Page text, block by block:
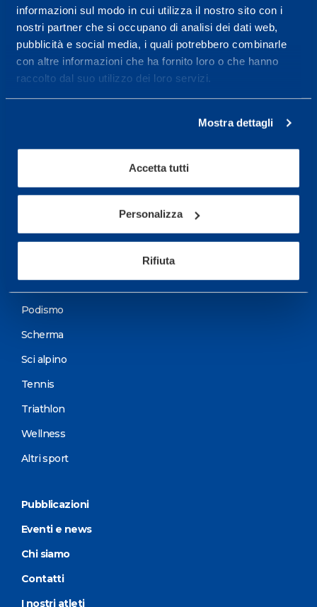
informazioni sul modo in cui utilizza il nostro sito con i
nostri partner che si occupano di analisi dei dati web,
pubblicità e social media, i quali potrebbero combinarle
con altre informazioni che ha fornito loro o che hanno
raccolto dal suo utilizzo dei loro servizi.
Mostra dettagli
Accetta tutti
Personalizza
Rifiuta
Maggiori informazioni
Servizi
Sport
Ciclismo e MTB
Podismo
Scherma
Sci alpino
Tennis
Triathlon
Wellness
Altri sport
Pubblicazioni
Eventi e news
Chi siamo
Contatti
I nostri atleti